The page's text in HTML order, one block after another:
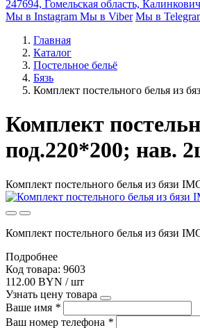
247694, Гомельская область,
Мы в Instagram Мы в Viber Мы в
Главная
Каталог
Постельное бельё
Бязь
Комплект постельного белья из
Комплект
под.220*200; нав.
Комплект постельного белья из бязи
Комплект постельного белья из бязи
Подробнее
Код товара: 9603
112.00 BYN / шт
Узнать цену товара
Ваше имя *
Ваш номер телефона *